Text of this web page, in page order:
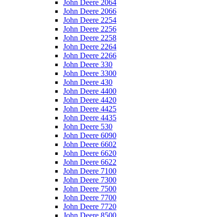
John Deere 2064
John Deere 2066
John Deere 2254
John Deere 2256
John Deere 2258
John Deere 2264
John Deere 2266
John Deere 330
John Deere 3300
John Deere 430
John Deere 4400
John Deere 4420
John Deere 4425
John Deere 4435
John Deere 530
John Deere 6090
John Deere 6602
John Deere 6620
John Deere 6622
John Deere 7100
John Deere 7300
John Deere 7500
John Deere 7700
John Deere 7720
John Deere 8500